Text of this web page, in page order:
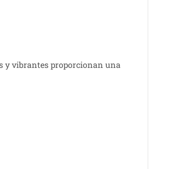
y vibrantes proporcionan una